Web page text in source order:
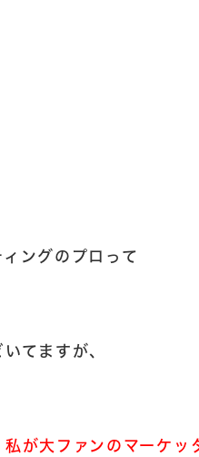
ングのプロって
てますが、
私が大ファンのマーケッ